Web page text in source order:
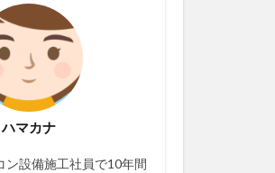
ハマカナ
ン設備施工社員で10年間